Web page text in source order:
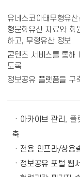
유네스코아태무형유
형문화유산 자료와 회
하고, 무형유산 정보
콘텐츠 서비스를 통해
도록
정보공유 플랫폼을 구
· 아카이브 관리,
축
· 전용 인프라/상용
· 정보공유 포털 웹